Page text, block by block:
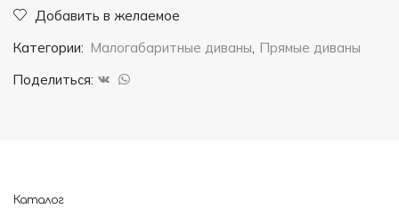
Диван-
кровать
"Амелия"
Добавить в желаемое
Категории: Малогабаритные диваны, Прямые диваны
Поделиться:
Каталог